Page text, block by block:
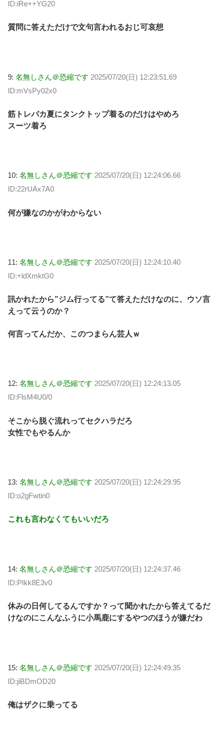
ID:iRe++YG20
質問に答えただけで文句言われるおじ可哀想
9: 名無しさん＠恐縮です 2025/07/20(日) 12:23:51.69
ID:mVsPy02x0
筋トレバカ夏にタンクトップ着るのだけはやめろ
スーツ着ろ
10: 名無しさん＠恐縮です 2025/07/20(日) 12:24:06.66
ID:22rUAx7A0
何が嫌なのかがわからない
11: 名無しさん＠恐縮です 2025/07/20(日) 12:24:10.40
ID:+ldXmktG0
訊かれたから”ジム行ってる”て答えただけなのに、ウソ言
えって云うのか？
何言ってんだか、このつまらん芸人ｗ
12: 名無しさん＠恐縮です 2025/07/20(日) 12:24:13.05
ID:FlsM4U0/0
そこから脱ぐ流れってセクハラだろ
女性でもやるんか
13: 名無しさん＠恐縮です 2025/07/20(日) 12:24:29.95
ID:o2gFwtin0
これも言わなくてもいいだろ
14: 名無しさん＠恐縮です 2025/07/20(日) 12:24:37.46
ID:PIkk8E3v0
休みの日何してるんですか？って聞かれたから答えてるだ
けなのにこんなふうに小馬鹿にするやつのほうが嫌だわ
15: 名無しさん＠恐縮です 2025/07/20(日) 12:24:49.35
ID:jiBDmOD20
俺はザクに乗ってる